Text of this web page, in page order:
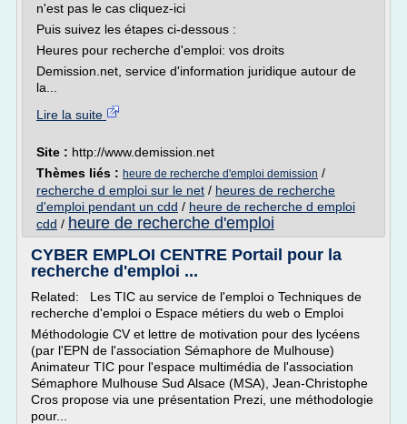
n'est pas le cas cliquez-ici
Puis suivez les étapes ci-dessous :
Heures pour recherche d'emploi: vos droits
Demission.net, service d'information juridique autour de
la...
Lire la suite
Site : http://www.demission.net
Thèmes liés : heure de recherche d'emploi demission /
recherche d emploi sur le net / heures de recherche
d'emploi pendant un cdd / heure de recherche d emploi
cdd / heure de recherche d'emploi
CYBER EMPLOI CENTRE Portail pour la
recherche d'emploi ...
Related: Les TIC au service de l'emploi o Techniques de
recherche d'emploi o Espace métiers du web o Emploi
Méthodologie CV et lettre de motivation pour des lycéens
(par l'EPN de l'association Sémaphore de Mulhouse)
Animateur TIC pour l'espace multimédia de l'association
Sémaphore Mulhouse Sud Alsace (MSA), Jean-Christophe
Cros propose via une présentation Prezi, une méthodologie
pour...